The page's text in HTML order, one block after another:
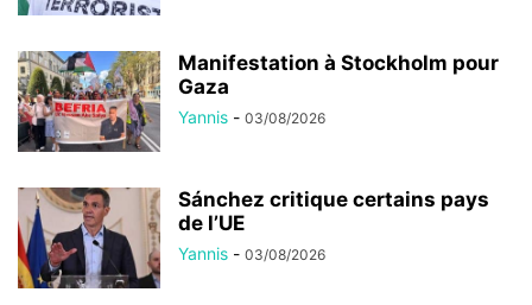
Manifestation à Stockholm pour
Gaza
Yannis - 03/08/2026
Sánchez critique certains pays
de l’UE
Yannis - 03/08/2026